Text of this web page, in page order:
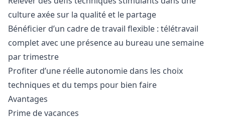
culture axée sur la qualité et le partage
Bénéficier d’un cadre de travail flexible : télétravail
complet avec une présence au bureau une semaine
par trimestre
Profiter d’une réelle autonomie dans les choix
techniques et du temps pour bien faire
Avantages
Prime de vacances